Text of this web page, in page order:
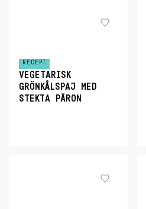
RECEPT
VEGETARISK
GRÖNKÅLSPAJ MED
STEKTA PÄRON